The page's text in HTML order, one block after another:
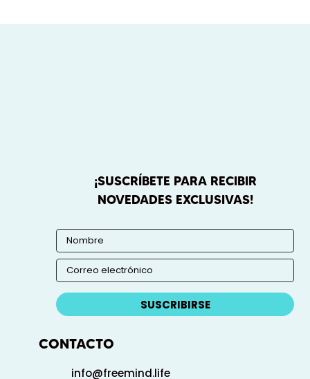
¡SUSCRÍBETE PARA RECIBIR
NOVEDADES EXCLUSIVAS!
SUSCRIBIRSE
CONTACTO
info@freemind.life